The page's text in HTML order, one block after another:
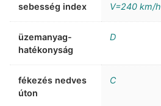
sebesség index V=240 km/h
üzemanyag-
hatékonyság
D
fékezés nedves
úton
C